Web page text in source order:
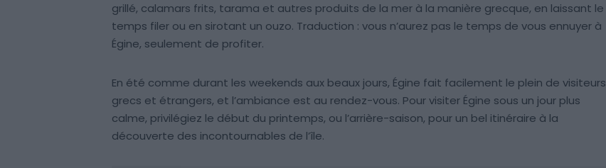
grillé, calamars frits, tarama et autres produits de la mer à la manière grecque, en laissant le
temps filer ou en sirotant un ouzo. Traduction : vous n’aurez pas le temps de vous ennuyer à
Égine, seulement de profiter.
En été comme durant les weekends aux beaux jours, Égine fait facilement le plein de visiteurs
grecs et étrangers, et l’ambiance est au rendez-vous. Pour visiter Égine sous un jour plus
calme, privilégiez le début du printemps, ou l’arrière-saison, pour un bel itinéraire à la
découverte des incontournables de l’île.